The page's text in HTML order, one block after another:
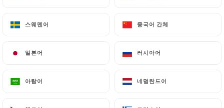
스웨덴어 중국어 간체
일본어 러시아어
아랍어 네덜란드어
스웨덴어 중국어 간체
일본어 러시아어
아랍어 네덜란드어